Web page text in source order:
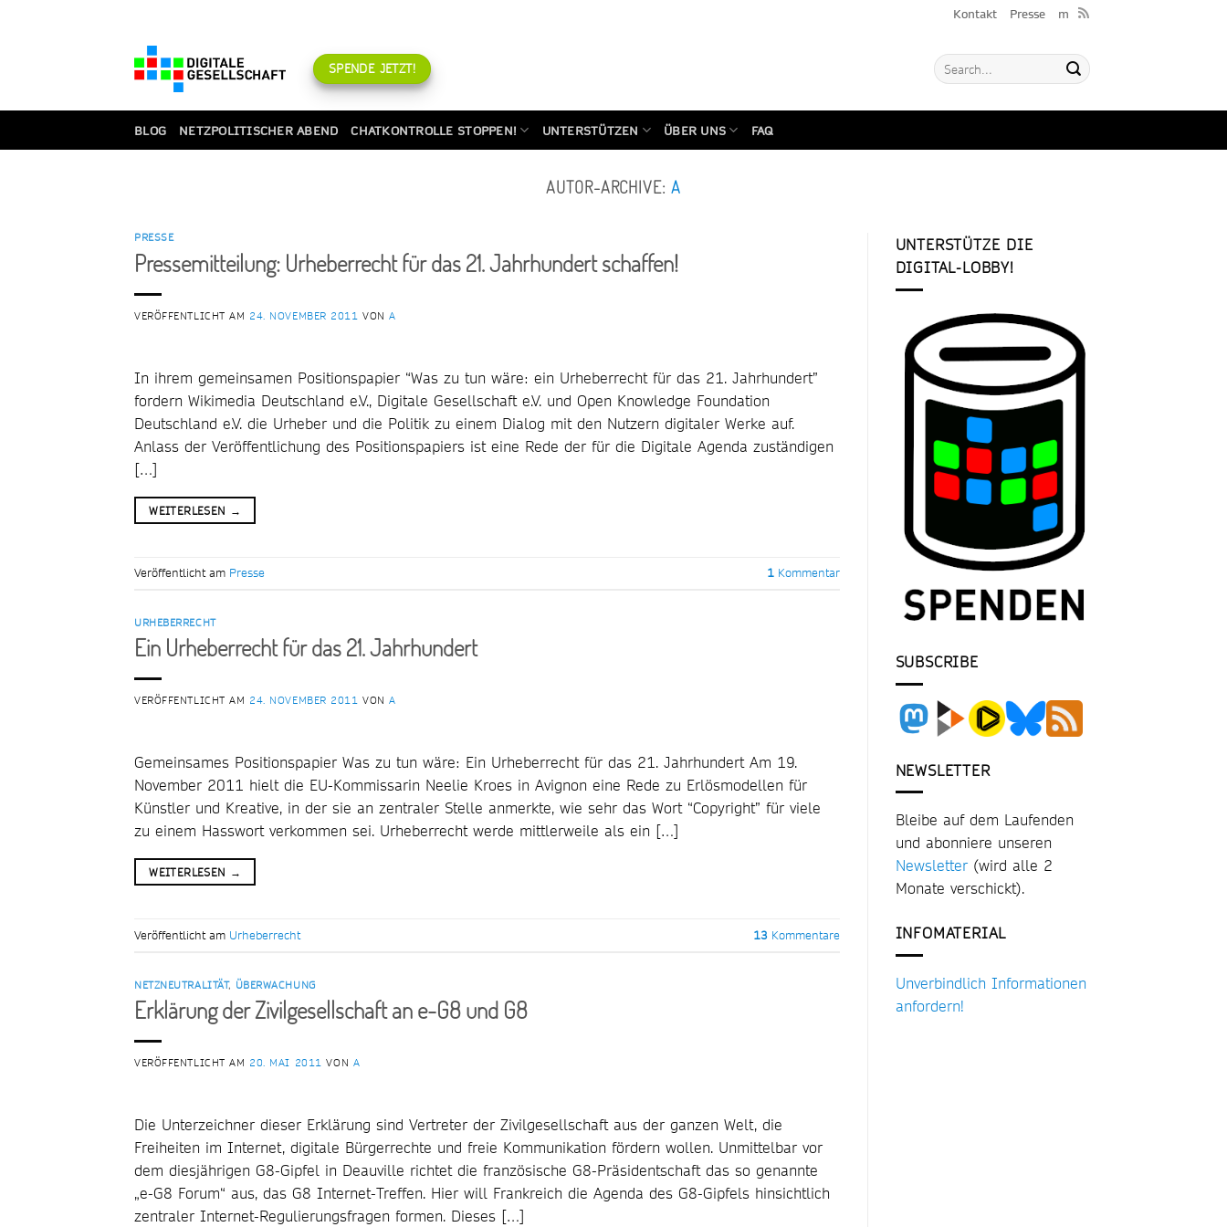
Kontakt Presse m
SPENDE JETZT!
BLOG NETZPOLITISCHER ABEND CHATKONTROLLE STOPPEN! UNTERSTÜTZEN ÜBER UNS FAQ
AUTOR-ARCHIVE: A
PRESSE
Pressemitteilung: Urheberrecht für das 21. Jahrhundert schaffen!
VERÖFFENTLICHT AM 24. NOVEMBER 2011 VONA
In ihrem gemeinsamen Positionspapier “Was zu tun wäre: ein Urheberrecht für das 21. Jahrhundert”
fordern Wikimedia Deutschland e.V., Digitale Gesellschaft e.V. und Open Knowledge Foundation
Deutschland e.V. die Urheber und die Politik zu einem Dialog mit den Nutzern digitaler Werke auf.
Anlass der Veröffentlichung des Positionspapiers ist eine Rede der für die Digitale Agenda zuständigen
[…]
WEITERLESEN →
Veröffentlicht am Presse 1Kommentar
URHEBERRECHT
Ein Urheberrecht für das 21. Jahrhundert
VERÖFFENTLICHT AM 24. NOVEMBER 2011 VONA
Gemeinsames Positionspapier Was zu tun wäre: Ein Urheberrecht für das 21. Jahrhundert Am 19.
November 2011 hielt die EU-Kommissarin Neelie Kroes in Avignon eine Rede zu Erlösmodellen für
Künstler und Kreative, in der sie an zentraler Stelle anmerkte, wie sehr das Wort “Copyright” für viele
zu einem Hasswort verkommen sei. Urheberrecht werde mittlerweile als ein […]
WEITERLESEN →
Veröffentlicht am Urheberrecht 13Kommentare
NETZNEUTRALITÄT, ÜBERWACHUNG
Erklärung der Zivilgesellschaft an e-G8 und G8
VERÖFFENTLICHT AM 20. MAI 2011 VON A
Die Unterzeichner dieser Erklärung sind Vertreter der Zivilgesellschaft aus der ganzen Welt, die
Freiheiten im Internet, digitale Bürgerrechte und freie Kommunikation fördern wollen. Unmittelbar vor
dem diesjährigen G8-Gipfel in Deauville richtet die französische G8-Präsidentschaft das so genannte
„e-G8 Forum“ aus, das G8 Internet-Treffen. Hier will Frankreich die Agenda des G8-Gipfels hinsichtlich
zentraler Internet-Regulierungsfragen formen. Dieses […]
UNTERSTÜTZE DIE
DIGITAL-LOBBY!
SUBSCRIBE
NEWSLETTER
Bleibe auf dem Laufenden
und abonniere unseren
Newsletter(wird alle 2
Monate verschickt).
INFOMATERIAL
Unverbindlich Informationen
anfordern!